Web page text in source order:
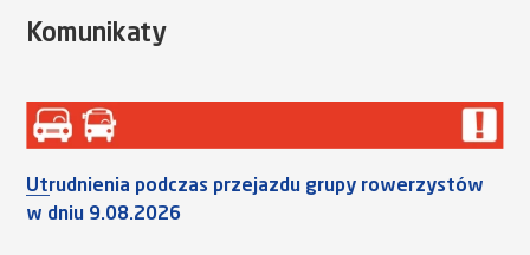
Komunikaty
Utrudnienia podczas przejazdu grupy rowerzystów
w dniu 9.08.2026